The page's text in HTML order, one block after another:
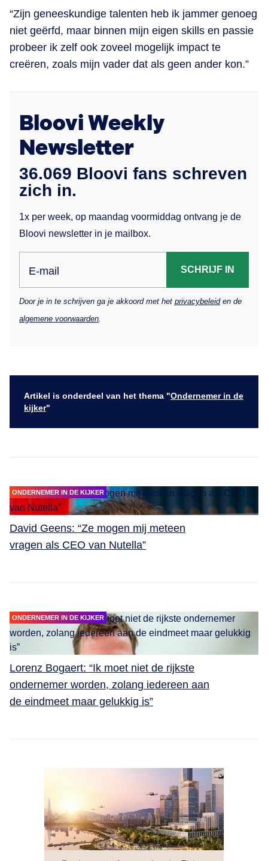
“Zijn geneeskundige talenten heb ik jammer genoeg
niet geërfd, maar binnen mijn eigen skills en passie
probeer ik zelf ook zoveel mogelijk impact te
creëren, zoals mijn vader dat als geen ander kon.”
Bloovi Weekly
Newsletter
36.069 Bloovi fans schreven
zich in.
1x per week, op maandag voormiddag ontvang je de
Bloovi newsletter in je mailbox.
E-mail SCHRIJF IN
Door je in te schrijven ga je akkoord met het privacybeleiden de
algemene voorwaarden
Artikel is onderdeel van het thema "Ondernemer in de
kijker"
ONDERNEMER IN DE KIJKER
David Geens: “Ze mogen mij meteen
vragen als CEO van Nutella”
ONDERNEMER IN DE KIJKER
Lorenz Bogaert: “Ik moet niet de rijkste
ondernemer worden, zolang iedereen aan
de eindmeet maar gelukkig is”